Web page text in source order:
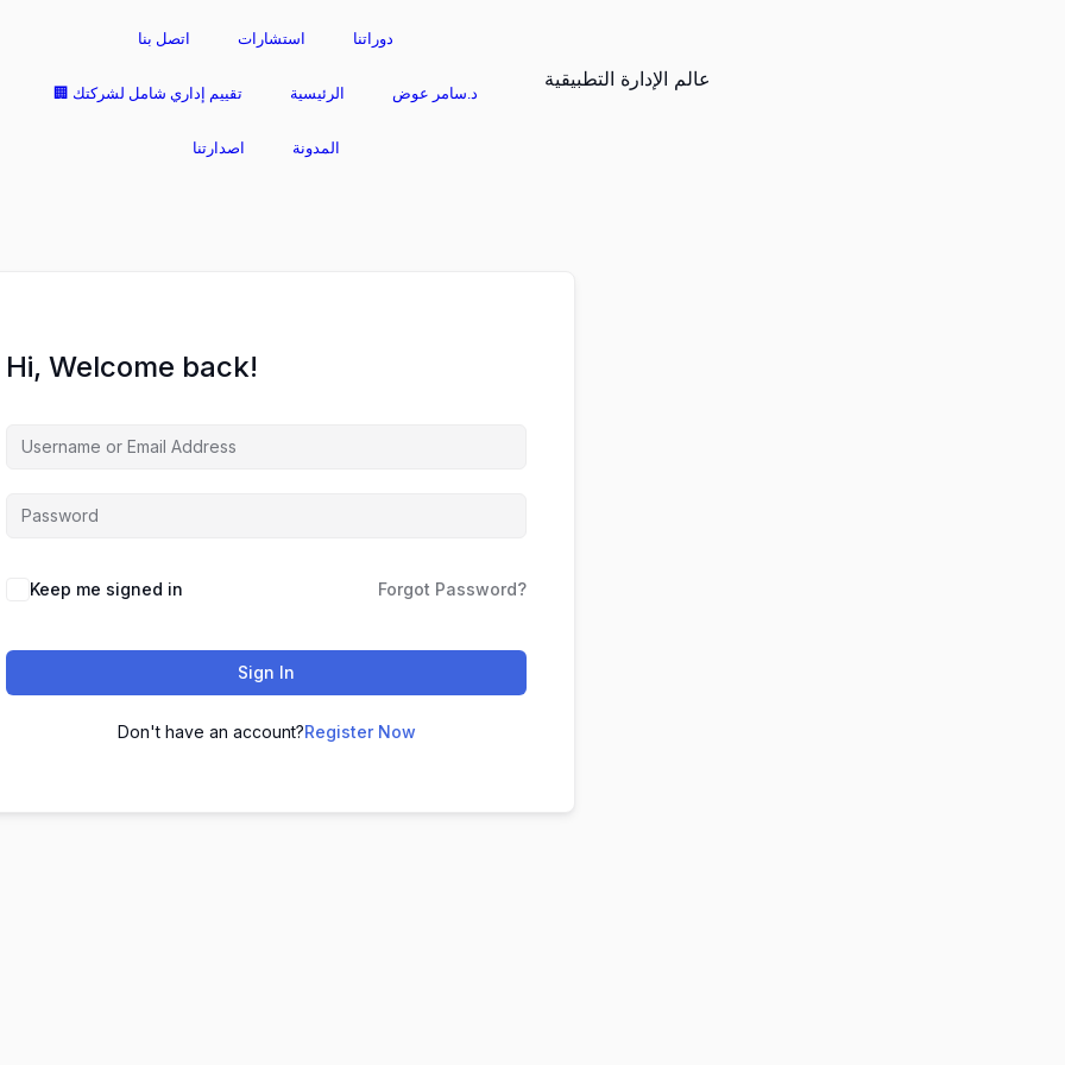
اتصل بنا استشارات دوراتنا
🏢 تقييم إداري شامل لشركتك الرئيسية د.سامر عوض
اصدارتنا المدونة
عالم الإدارة التطبيقية
Hi, Welcome back!
Keep me signed in Forgot Password?
Sign In
Don't have an account?Register Now